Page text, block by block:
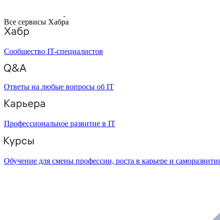
Все сервисы Хабра
Сообщество IT-специалистов
Ответы на любые вопросы об IT
Профессиональное развитие в IT
Обучение для смены профессии, роста в карьере и